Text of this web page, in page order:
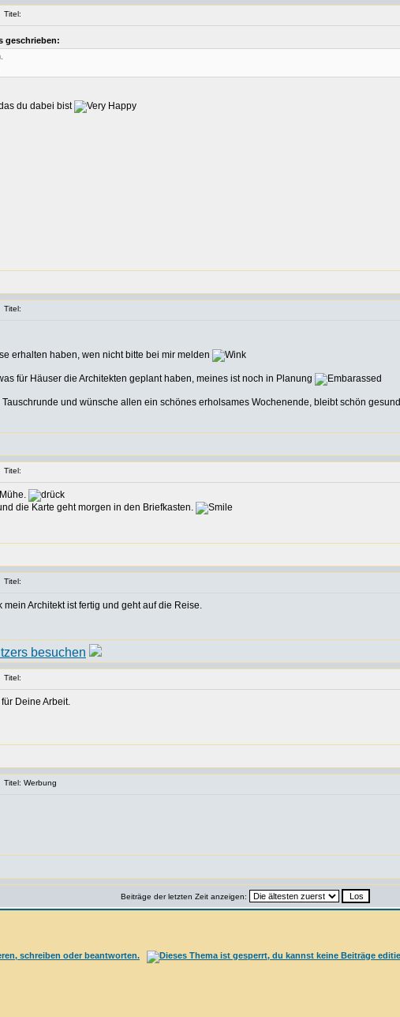
Titel:
geschrieben:
du dabei bist
Titel:
erhalten haben, wen nicht bitte bei mir melden
für Häuser die Architekten geplant haben, meines ist noch in Planung
Tauschrunde und wünsche allen ein schönes erholsames Wochenende, bleibt schön gesund
Titel:
die Karte geht morgen in den Briefkasten.
Titel:
mein Architekt ist fertig und geht auf die Reise.
Titel:
Deine Arbeit.
Titel: Werbung
Beiträge der letzten Zeit anzeigen: